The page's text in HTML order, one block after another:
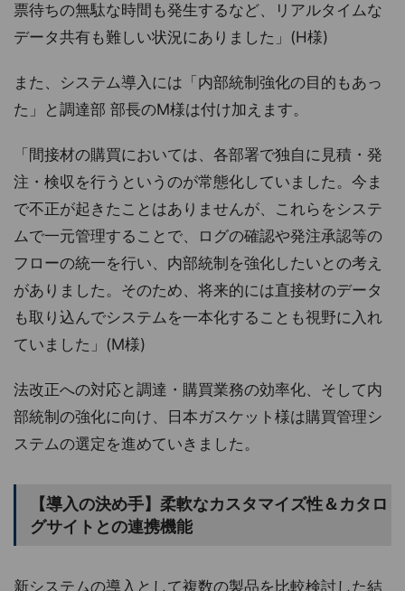
票待ちの無駄な時間も発生するなど、リアルタイムな
データ共有も難しい状況にありました」(H様)
また、システム導入には「内部統制強化の目的もあっ
た」と調達部 部長のM様は付け加えます。
「間接材の購買においては、各部署で独自に見積・発
注・検収を行うというのが常態化していました。今ま
で不正が起きたことはありませんが、これらをシステ
ムで一元管理することで、ログの確認や発注承認等の
フローの統一を行い、内部統制を強化したいとの考え
がありました。そのため、将来的には直接材のデータ
も取り込んでシステムを一本化することも視野に入れ
ていました」(M様)
法改正への対応と調達・購買業務の効率化、そして内
部統制の強化に向け、日本ガスケット様は購買管理シ
ステムの選定を進めていきました。
【導入の決め手】柔軟なカスタマイズ性＆カタロ
グサイトとの連携機能
新システムの導入として複数の製品を比較検討した結